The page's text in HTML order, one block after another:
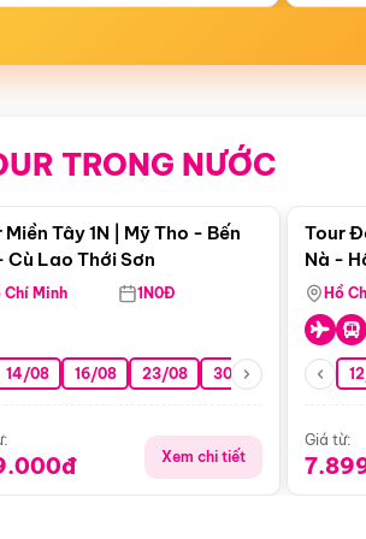
TRONG NƯỚC
Điểm nổi bật
Miền Tây 1N | Mỹ Tho - Bến
Cù Lao Thới Sơn
Chí Minh 1N0Đ
14/08 16/08 23/08 30/08 06/09
Xem chi tiết
Tour
Nà -
Nha
Hồ
Giá từ: